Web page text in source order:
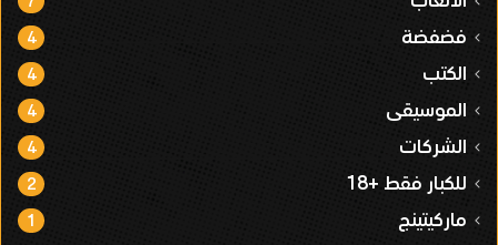
فضفضة 4
الكتب 4
الموسيقى 4
الشركات 4
للكبار فقط +18 2
ماركيتينج 1